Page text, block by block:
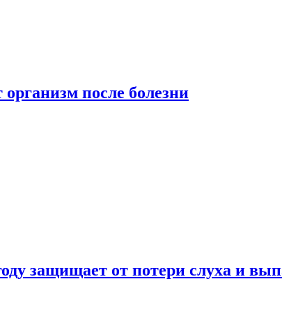
после болезни
защищает от потери слуха и